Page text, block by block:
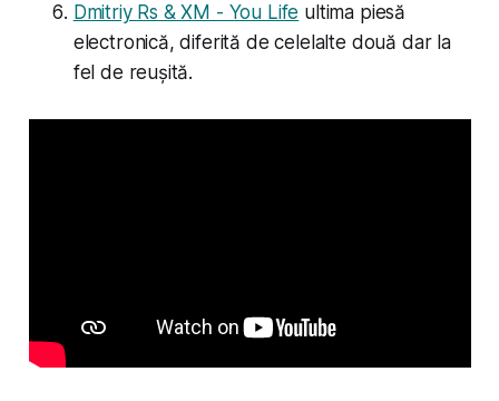
Dmitriy Rs & XM - You Life ultima piesă
electronică, diferită de celelalte două dar la
fel de reușită.